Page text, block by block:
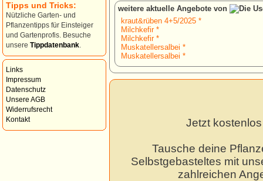
Tipps und Tricks:
Nützliche Garten- und
Pflanzentipps für Einsteiger
und Gartenprofis. Besuche
unsere Tippdatenbank
Links
Impressum
Datenschutz
Unsere AGB
Widerrufsrecht
Kontakt
weitere aktuelle Angebote von
kraut&rüben 4+5/2025 *
Milchkefir *
Milchkefir *
Muskatellersalbei *
Muskatellersalbei *
Jetzt
Tausche deine
Selbstgebasteltes mit
zahlreichen